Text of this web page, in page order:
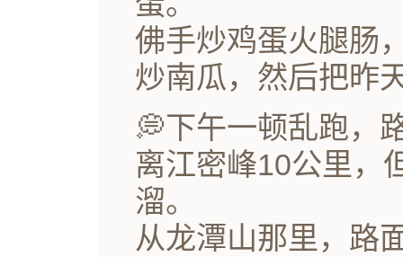
佛手炒鸡蛋火腿肠
炒南瓜，然后把昨
💭下午一顿乱跑，
离江密峰10公里，
溜。
从龙潭山那里，路